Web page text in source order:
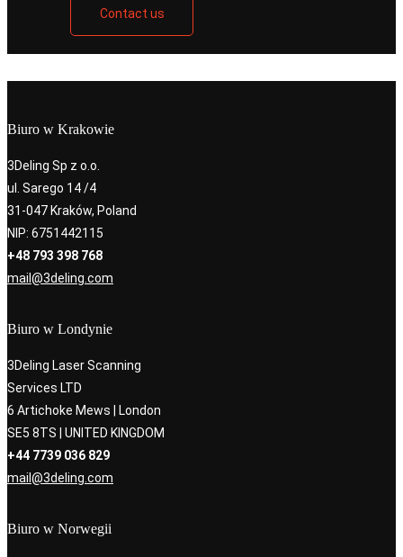
Contact us
Biuro w Krakowie
3Deling Sp z o.o.
ul. Sarego 14 /4
31-047 Kraków, Poland
NIP: 6751442115
+48 793 398 768
mail@3deling.com
Biuro w Londynie
3Deling Laser Scanning
Services LTD
6 Artichoke Mews | London
SE5 8TS | UNITED KINGDOM
+44 7739 036 829
mail@3deling.com
Biuro w Norwegii